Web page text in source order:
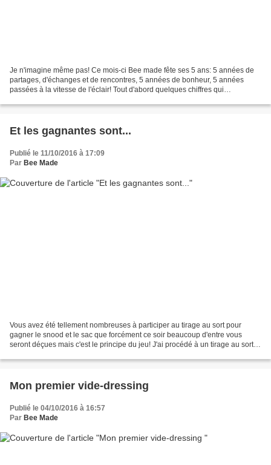
Je n'imagine même pas! Ce mois-ci Bee made fête ses 5 ans: 5 années de
partages, d'échanges et de rencontres, 5 années de bonheur, 5 années
passées à la vitesse de l'éclair! Tout d'abord quelques chiffres qui
Et les gagnantes sont...
Publié le 11/10/2016 à 17:09
Par Bee Made
Vous avez été tellement nombreuses à participer au tirage au sort pour
gagner le snood et le sac que forcément ce soir beaucoup d'entre vous
seront déçues mais c'est le principe du jeu! J'ai procédé à un tirage au sort
Mon premier vide-dressing
Publié le 04/10/2016 à 16:57
Par Bee Made